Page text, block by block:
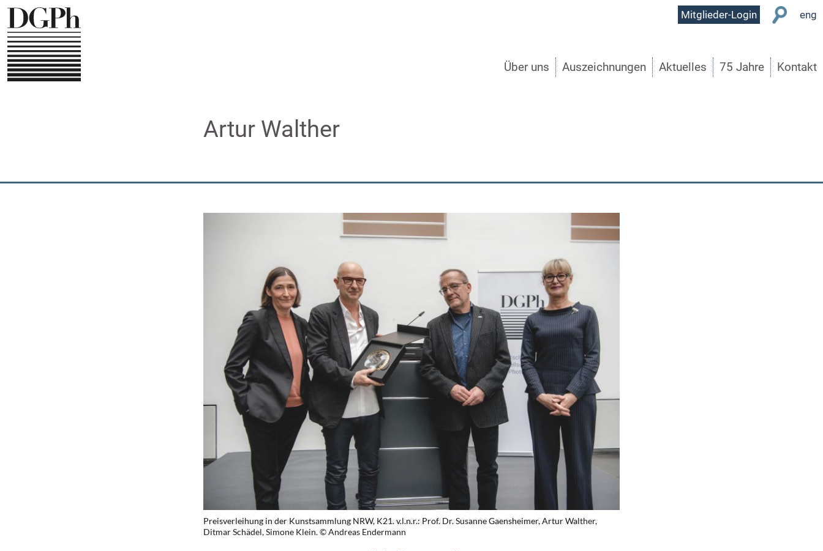
Direkt
zum
Inhalt
User
Mitglieder-Login eng
Über uns Auszeichnungen Aktuelles 75 Jahre Kontakt
Artur Walther
Verleihung des Kulturpreises in der Kunstsammlung NRW, K21, am 8.4.2022 © Andreas Endermann